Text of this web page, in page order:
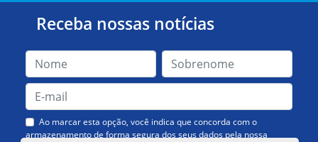
Receba nossas notícias
Ao marcar esta opção, você indica que concorda com o
armazenamento de forma segura dos seus dados pela nossa